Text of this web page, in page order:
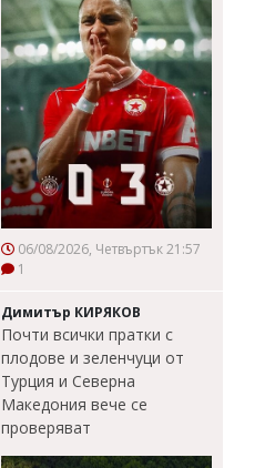
06/08/2026, Четвъртък 21:57
1
Димитър КИРЯКОВ
Почти всички пратки с
плодове и зеленчуци от
Турция и Северна
Македония вече се
проверяват